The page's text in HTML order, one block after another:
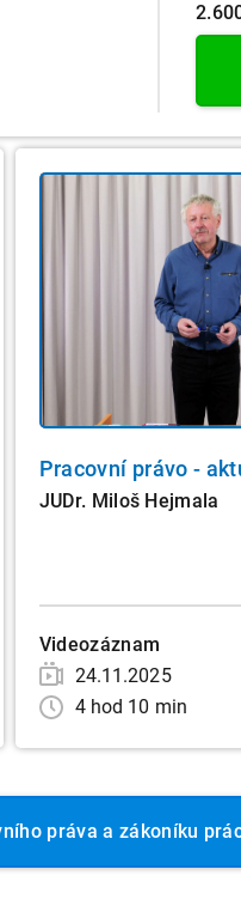
Pracovní právo -
JUDr. Miloš Hejmala
Videozáznam
24.11.2025
4 hod 10 min
práva a zákoníku